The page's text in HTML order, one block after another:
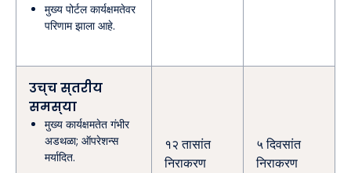
मुख्य पोर्टल कार्यक्षमतेवर
परिणाम झाला आहे.
उच्च स्तरीय
समस्या
मुख्य कार्यक्षमतेत गंभीर
अडथळा; ऑपरेशन्स
मर्यादित.
१२ तासांत
निराकरण
५ दिवसांत
निराकरण